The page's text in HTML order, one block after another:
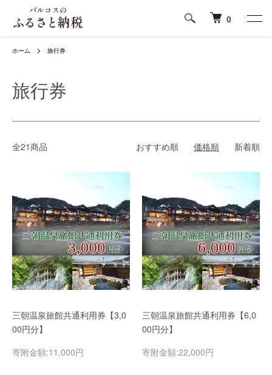
0
ホーム 旅行券
旅行券
全21商品 おすすめ順 価格順 新着順
三朝温泉旅館共通利用券【3,0
00円分】
寄附金額:11,000円
三朝温泉旅館共通利用券【6,0
00円分】
寄附金額:22,000円